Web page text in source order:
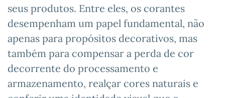
seus produtos. Entre eles, os corantes
desempenham um papel fundamental, não
apenas para propósitos decorativos, mas
também para compensar a perda de cor
decorrente do processamento e
armazenamento, realçar cores naturais e